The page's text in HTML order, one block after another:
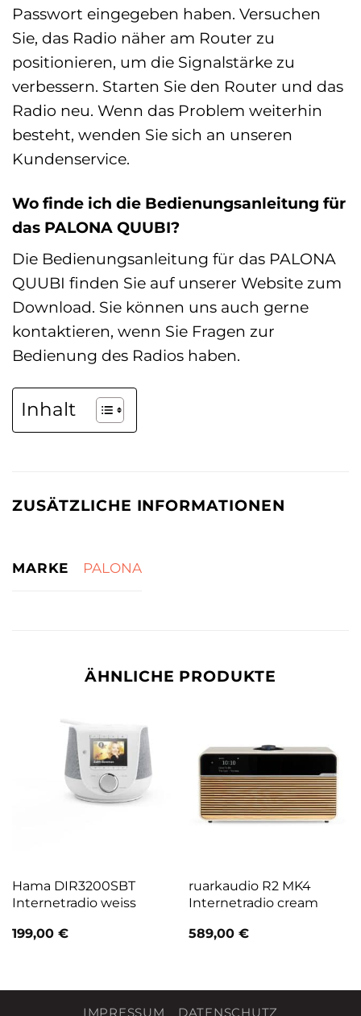
Passwort eingegeben haben. Versuchen
Sie, das Radio näher am Router zu
positionieren, um die Signalstärke zu
verbessern. Starten Sie den Router und das
Radio neu. Wenn das Problem weiterhin
besteht, wenden Sie sich an unseren
Kundenservice.
Wo finde ich die Bedienungsanleitung für
das PALONA QUUBI?
Die Bedienungsanleitung für das PALONA
QUUBI finden Sie auf unserer Website zum
Download. Sie können uns auch gerne
kontaktieren, wenn Sie Fragen zur
Bedienung des Radios haben.
Inhalt
ZUSÄTZLICHE INFORMATIONEN
MARKE PALONA
ÄHNLICHE PRODUKTE
Hama DIR3200SBT
Internetradio weiss
199,00 €
ruarkaudio R2 MK4
Internetradio cream
589,00 €
IMPRESSUM DATENSCHUTZ